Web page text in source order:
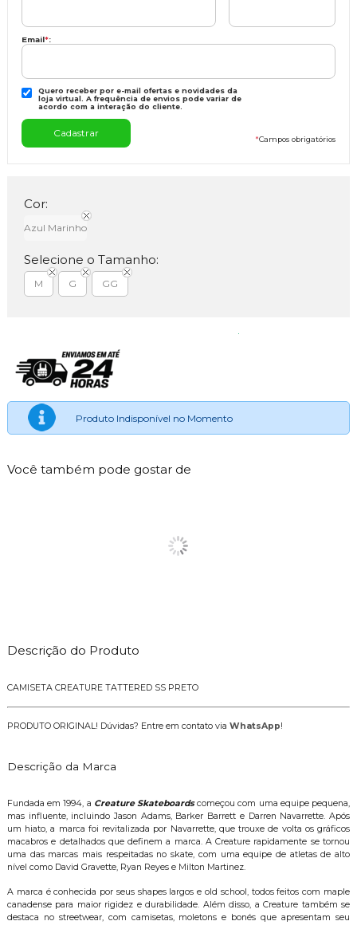
Email*:
Quero receber por e-mail ofertas e novidades da
loja virtual. A frequência de envios pode variar de
acordo com a interação do cliente.
*Campos obrigatórios
Cor:
Azul Marinho
Selecione o Tamanho:
M G GG
Produto Indisponível no Momento
Você também pode gostar de
Descrição do Produto
CAMISETA CREATURE TATTERED SS PRETO
PRODUTO ORIGINAL! Dúvidas? Entre em contato via WhatsApp!
Descrição da Marca
Fundada em 1994, a Creature Skateboardscomeçou com uma equipe pequena,
mas influente, incluindo Jason Adams, Barker Barrett e Darren Navarrette. Após
um hiato, a marca foi revitalizada por Navarrette, que trouxe de volta os gráficos
macabros e detalhados que definem a marca. A Creature rapidamente se tornou
uma das marcas mais respeitadas no skate, com uma equipe de atletas de alto
nível como David Gravette, Ryan Reyes e Milton Martinez.
A marca é conhecida por seus shapes largos e old school, todos feitos com maple
canadense para maior rigidez e durabilidade. Além disso, a Creature também se
destaca no streetwear, com camisetas, moletons e bonés que apresentam seu